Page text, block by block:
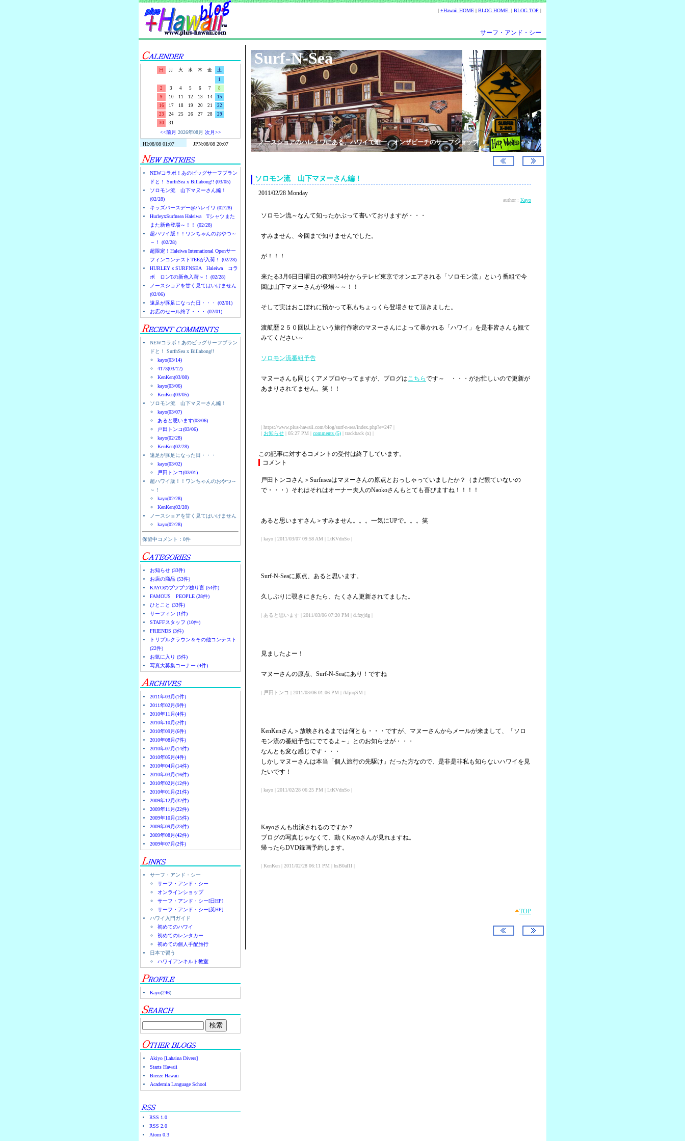
| +Hawaii HOME | BLOG HOME | BLOG TOP |
サーフ・アンド・シー
日 月 火 水 木 金
土
1
2
3 4 5 6 7
8
9
10 11 12 13 14
15
16
17 18 19 20 21
22
23
24 25 26 27 28
29
30
31
<<前月 2026年08月 次月>>
NEWコラボ！あのビッグサーフブラン
ドと！ SurfnSea x Billabong!! (03/05)
ソロモン流 山下マヌーさん編！
(02/28)
キッズバースデー@ハレイワ (02/28)
HurleyxSurfnsea Haleiwa Tシャツまた
また新色登場～！！ (02/28)
超ハワイ版！！ワンちゃんのおやつ～
～！ (02/28)
超限定！Haleiwa International Openサー
フィンコンテストTEEが入荷！ (02/28)
HURLEYｘSURFNSEA Haleiwa コラ
ボ ロンTの新色入荷～！ (02/28)
ノースショアを甘く見てはいけません
(02/06)
遠足が豚足になった日・・・ (02/01)
お店のセール終了・・・ (02/01)
NEWコラボ！あのビッグサーフブラン
ドと！ SurfnSea x Billabong!!
kayo(03/14)
4173(03/12)
KenKen(03/08)
kayo(03/06)
KenKen(03/05)
ソロモン流 山下マヌーさん編！
kayo(03/07)
あると思います(03/06)
戸田トンコ(03/06)
kayo(02/28)
KenKen(02/28)
遠足が豚足になった日・・・
kayo(03/02)
戸田トンコ(03/01)
超ハワイ版！！ワンちゃんのおやつ～
～！
kayo(02/28)
KenKen(02/28)
ノースショアを甘く見てはいけません
kayo(02/28)
保留中コメント：0件
お知らせ (33件)
お店の商品 (53件)
KAYOのブツブツ独り言 (54件)
FAMOUS PEOPLE (28件)
ひとこと (33件)
サーフィン (1件)
STAFFスタッフ (10件)
FRIENDS (3件)
トリプルクラウン＆その他コンテスト
(22件)
お気に入り (5件)
写真大募集コーナー (4件)
2011年03月(1件)
2011年02月(9件)
2010年11月(4件)
2010年10月(2件)
2010年09月(6件)
2010年08月(7件)
2010年07月(14件)
2010年05月(4件)
2010年04月(14件)
2010年03月(16件)
2010年02月(12件)
2010年01月(21件)
2009年12月(32件)
2009年11月(22件)
2009年10月(15件)
2009年09月(23件)
2009年08月(42件)
2009年07月(2件)
サーフ・アンド・シー
サーフ・アンド・シー
オンラインショップ
サーフ・アンド・シー[日HP]
サーフ・アンド・シー[英HP]
ハワイ入門ガイド
初めてのハワイ
初めてのレンタカー
初めての個人手配旅行
日本で習う
ハワイアンキルト教室
Kayo(246)
Akiyo [Lahaina Divers]
Starts Hawaii
Breeze Hawaii
Academia Language School
RSS 1.0
RSS 2.0
Atom 0.3
Surf-N-Sea
ノースショアのハレイワにある、ハワイで唯一、オンザビーチのサーフショップ
ソロモン流 山下マヌーさん編！
2011/02/28 Monday
author : Kayo
ソロモン流～なんて知ったかぶって書いておりますが・・・
すみません、今回まで知りませんでした。
が！！！
来たる3月6日日曜日の夜9時54分からテレビ東京でオンエアされる「ソロモン流」という番組で今
回は山下マヌーさんが登場～～！！
そして実はおこぼれに預かって私もちょっくら登場させて頂きました。
渡航歴２５０回以上という旅行作家のマヌーさんによって暴かれる「ハワイ」を是非皆さんも観て
みてください～
ソロモン流番組予告
マヌーさんも同じくアメブロやってますが、ブログはこちらです～ ・・・がお忙しいので更新が
あまりされてません。笑！！
| https://www.plus-hawaii.com/blog/surf-n-sea/index.php?e=247 |
| お知らせ | 05:27 PM | comments (5) | trackback (x) |
この記事に対するコメントの受付は終了しています。
コメント
戸田トンコさん＞Surfnseaはマヌーさんの原点とおっしゃっていましたか？（まだ観ていないの
で・・・）それはそれはオーナー夫人のNaokoさんもとても喜びますね！！！！
あると思いますさん＞すみません。。。一気にUPで。。。笑
| kayo | 2011/03/07 09:58 AM | LtKVdnSo |
Surf-N-Seaに原点、あると思います。
久しぶりに覗きにきたら、たくさん更新されてました。
| あると思います | 2011/03/06 07:20 PM | d.fzyjdg |
見ましたよー！
マヌーさんの原点、Surf-N-Seaにあり！ですね
| 戸田トンコ | 2011/03/06 01:06 PM | /kIjnqSM |
KenKenさん＞放映されるまでは何とも・・・ですが、マヌーさんからメールが来まして、「ソロ
モン流の番組予告にでてるよ～」とのお知らせが・・・
なんとも変な感じです・・・
しかしマヌーさんは本当「個人旅行の先駆け」だった方なので、是非是非私も知らないハワイを見
たいです！
| kayo | 2011/02/28 06:25 PM | LtKVdnSo |
Kayoさんも出演されるのですか？
ブログの写真じゃなくて、動くKayoさんが見れますね。
帰ったらDVD録画予約します。
| KenKen | 2011/02/28 06:11 PM | hsB0al1I |
TOP